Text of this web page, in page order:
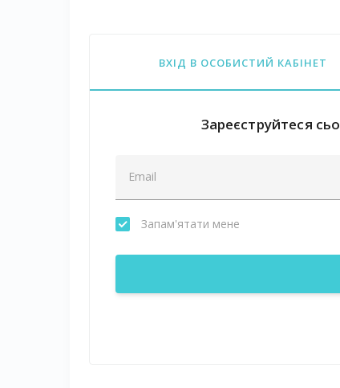
ВХІД В ОСОБИСТИЙ КАБІНЕТ
Зареєструйтеся
Запам'ятати мене